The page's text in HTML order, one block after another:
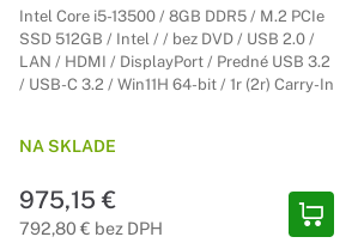
Intel Core i5-13500 / 8GB DDR5 / M.2 PCIe
SSD 512GB / Intel / / bez DVD / USB 2.0 /
LAN / HDMI / DisplayPort / Predné USB 3.2
/ USB-C 3.2 / Win11H 64-bit / 1r (2r) Carry-In
NA SKLADE
975,15 €
792,80 € bez DPH